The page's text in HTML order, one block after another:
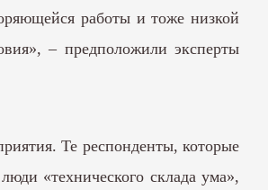
работы и тоже низкой
– предположили эксперты
Те респонденты, которые
«технического склада ума»,